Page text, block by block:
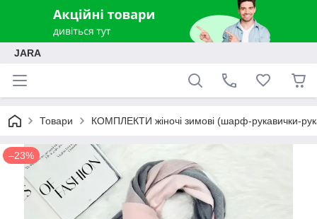
JARA
Товари КОМПЛЕКТИ жіночі зимові (шарф-рукавички-
–23%